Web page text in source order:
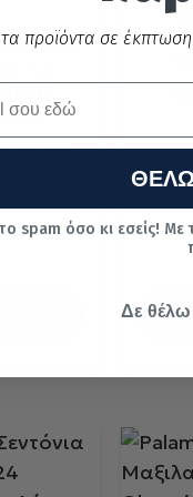
ημέρες
€55.50
Τιμή
τα προϊόντα σε
spam όσο κι εσείς! Με
Δε θέλω